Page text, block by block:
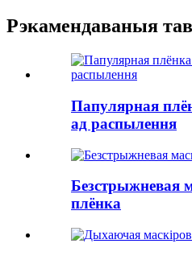
Рэкамендаваныя
Папулярная
ад распылення
Безстрыжневая
плёнка